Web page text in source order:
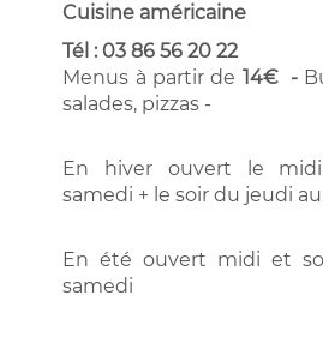
Cuisine américaine
Tél : 03 86 56 20 22
Menus à partir de 14€ -
salades, pizzas -
En hiver ouvert le
samedi + le soir du jeudi
En été ouvert midi et
samedi